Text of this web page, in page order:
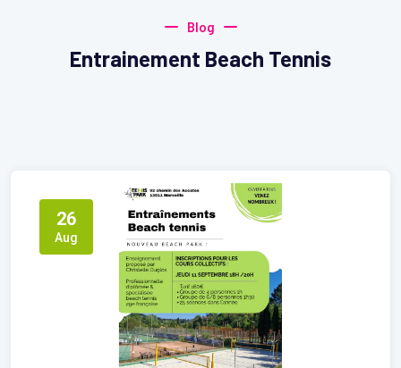
Blog
Entrainement Beach Tennis
26
Aug